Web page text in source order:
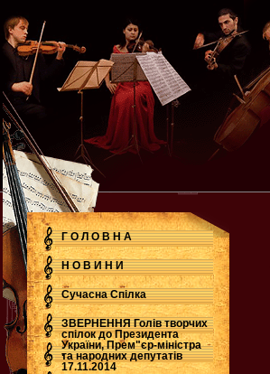
Г О Л О В Н А
Н О В И Н И
Сучасна Cпілка
ЗВЕРНЕННЯ Голів творчих
спілок до Президента
України, Прем"єр-міністра
та народних депутатів
17.11.2014
.